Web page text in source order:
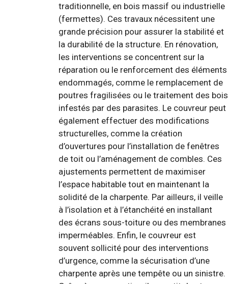
traditionnelle, en bois massif ou industrielle
(fermettes). Ces travaux nécessitent une
grande précision pour assurer la stabilité et
la durabilité de la structure. En rénovation,
les interventions se concentrent sur la
réparation ou le renforcement des éléments
endommagés, comme le remplacement de
poutres fragilisées ou le traitement des bois
infestés par des parasites. Le couvreur peut
également effectuer des modifications
structurelles, comme la création
d’ouvertures pour l’installation de fenêtres
de toit ou l’aménagement de combles. Ces
ajustements permettent de maximiser
l’espace habitable tout en maintenant la
solidité de la charpente. Par ailleurs, il veille
à l’isolation et à l’étanchéité en installant
des écrans sous-toiture ou des membranes
imperméables. Enfin, le couvreur est
souvent sollicité pour des interventions
d’urgence, comme la sécurisation d’une
charpente après une tempête ou un sinistre.